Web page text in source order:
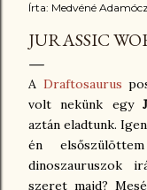
Írta: Medvéné
JURASSIC
A Draftosaurus
volt nekünk egy
aztán eladtunk.
én
dinoszauruszok
szeret majd?